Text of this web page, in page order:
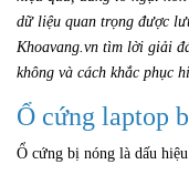
dữ liệu quan trọng được
Khoavang.vn tìm lời giải
không và cách khắc phục
Ổ cứng laptop
Ổ cứng bị nóng là dấu